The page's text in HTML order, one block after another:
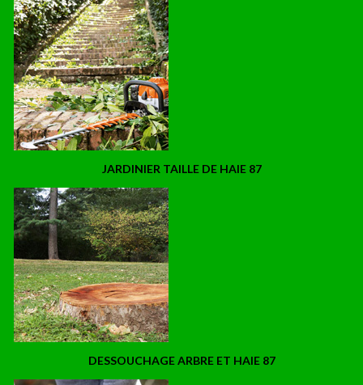
JARDINIER TAILLE DE HAIE 87
DESSOUCHAGE ARBRE ET HAIE 87